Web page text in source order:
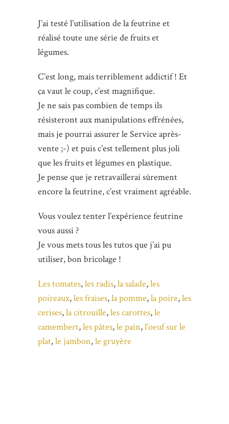
J’ai testé l’utilisation de la feutrine et
réalisé toute une série de fruits et
légumes.
C’est long, mais terriblement addictif ! Et
ça vaut le coup, c’est magnifique.
Je ne sais pas combien de temps ils
résisteront aux manipulations effrénées,
mais je pourrai assurer le Service après-
vente ;-) et puis c’est tellement plus joli
que les fruits et légumes en plastique.
Je pense que je retravaillerai sûrement
encore la feutrine, c’est vraiment agréable.
Vous voulez tenter l’expérience feutrine
vous aussi ?
Je vous mets tous les tutos que j’ai pu
utiliser, bon bricolage !
Les tomates,les radis,la salade,les
poireaux,les fraises,la pomme,la poire,les
cerises,la citrouille,les carottes,le
camembert,les pâtes,le pain,l’oeuf sur le
plat,le jambon,le gruyère